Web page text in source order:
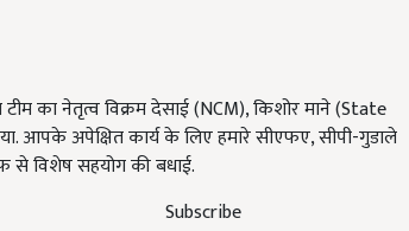
Subscribe
का नेतृत्व विक्रम देसाई (NCM), किशोर माने (State
आपके अपेक्षित कार्य के लिए हमारे सीएफए, सीपी-गुडाले
से विशेष सहयोग की बधाई.